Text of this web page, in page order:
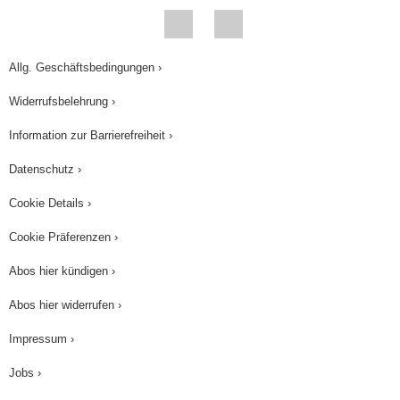
reuniones hicieron listas de mujeres
desaparecidas en estado de embarazó. Sus
logros en investigación ayudaron a encontrar a
detectives durante la dictadura y buscaron con
todos los medios a sus nietos desaparecidos.
Hasta la actualidad las abuelas han recuperado
trabajan en cuatro grupos. El primero en
reclamos y repuestos ante los organismos
presentaciones o la justicia. El tercero en
acciones destinadas a involucrar a la sociedad. Y
Allg. Geschäftsbedingungen ›
Widerrufsbelehrung ›
Information zur Barrierefreiheit ›
Datenschutz ›
Cookie Details ›
Cookie Präferenzen ›
Abos hier kündigen ›
Abos hier widerrufen ›
Impressum ›
Jobs ›